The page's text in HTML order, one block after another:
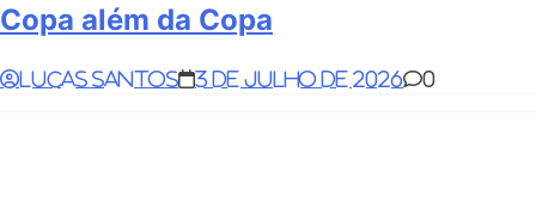
Copa além da Copa
Lucas Santos 3 de julho de 2026 0